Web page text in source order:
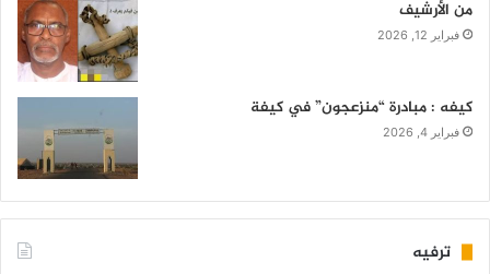
من الأرشيف
فبراير 12, 2026
كيفه : مبادرة “منزعجون” في كيفة
فبراير 4, 2026
ترفيه